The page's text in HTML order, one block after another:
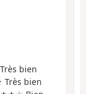
bien
bien